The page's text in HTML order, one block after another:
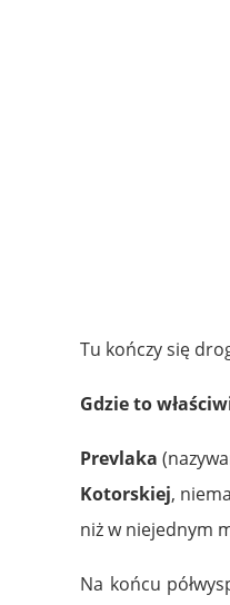
Tu kończy się
Gdzie to
Prevlaka
Kotorskiej,
niż w niejednym
Na końcu